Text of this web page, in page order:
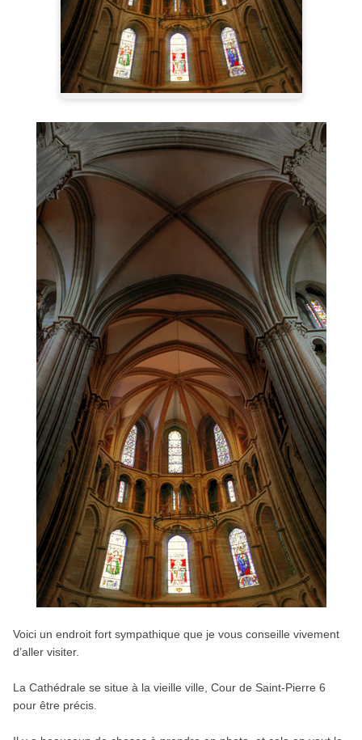
Voici un endroit fort sympathique que je vous conseille vivement
d’aller visiter.
La Cathédrale se situe à la vieille ville, Cour de Saint-Pierre 6
pour être précis.